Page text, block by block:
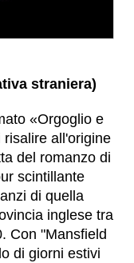
straniera)
«Orgoglio e
all'origine
del romanzo di
scintillante
di quella
inglese tra
Con "Mansfield
di giorni estivi